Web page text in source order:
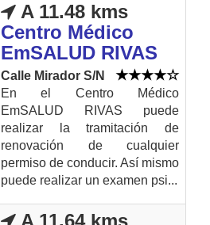
A 11.48 kms
Centro Médico
EmSALUD RIVAS
Calle Mirador S/N
En el Centro Médico
EmSALUD RIVAS puede
realizar la tramitación de
renovación de cualquier
permiso de conducir. Así mismo
puede realizar un examen psi...
A 11.64 kms